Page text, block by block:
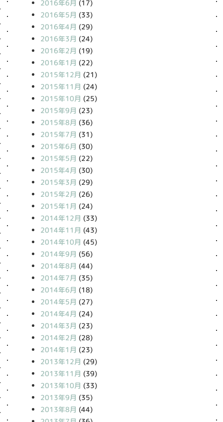
2016年6月 (17)
2016年5月 (33)
2016年4月 (29)
2016年3月 (24)
2016年2月 (19)
2016年1月 (22)
2015年12月 (21)
2015年11月 (24)
2015年10月 (25)
2015年9月 (23)
2015年8月 (36)
2015年7月 (31)
2015年6月 (30)
2015年5月 (22)
2015年4月 (30)
2015年3月 (29)
2015年2月 (26)
2015年1月 (24)
2014年12月 (33)
2014年11月 (43)
2014年10月 (45)
2014年9月 (56)
2014年8月 (44)
2014年7月 (35)
2014年6月 (18)
2014年5月 (27)
2014年4月 (24)
2014年3月 (23)
2014年2月 (28)
2014年1月 (23)
2013年12月 (29)
2013年11月 (39)
2013年10月 (33)
2013年9月 (35)
2013年8月 (44)